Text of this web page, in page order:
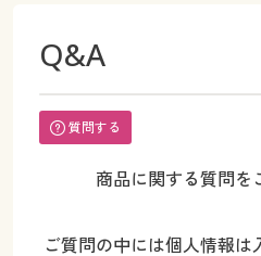
Q&A
質問する
商品に関する質問を
ご質問の中には個人情報は